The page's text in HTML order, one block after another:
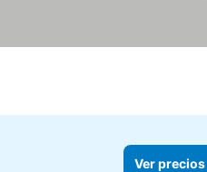
Ver precios